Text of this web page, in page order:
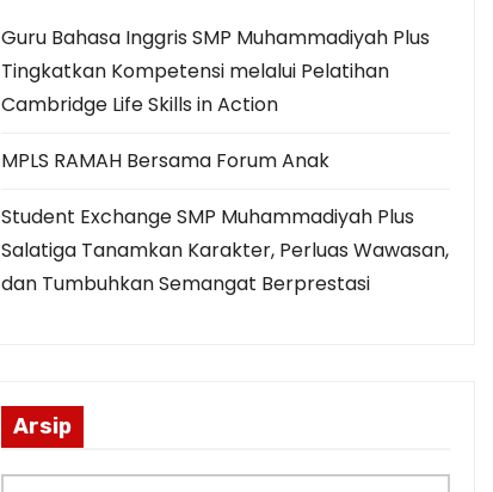
Guru Bahasa Inggris SMP Muhammadiyah Plus
Tingkatkan Kompetensi melalui Pelatihan
Cambridge Life Skills in Action
MPLS RAMAH Bersama Forum Anak
Student Exchange SMP Muhammadiyah Plus
Salatiga Tanamkan Karakter, Perluas Wawasan,
dan Tumbuhkan Semangat Berprestasi
Arsip